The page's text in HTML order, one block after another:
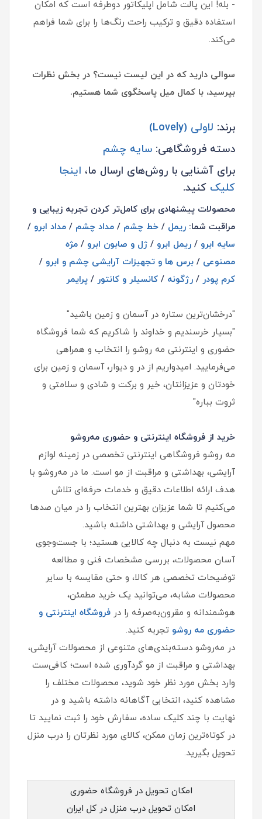
- بله! این پالت شامل اپلیکاتور دوطرفه است که امکان
استفاده دقیق و ترکیب راحت رنگ‌ها را برای شما فراهم
می‌کند.
سوالی دارید که در این لیست نیست؟ در بخش نظرات
بپرسید، با کمال میل پاسخگوی شما هستیم.
برند: لاولی (Lovely)
دسته فروشگاهی: سایه چشم
برای آشنایی با روش‌های ارسال ما، اینجا
کلیک کنید.
محصولات پیشنهادی برای کامل‌تر کردن تجربه زیبایی و
مراقبت شما: ریمل / خط چشم / مداد چشم / مداد ابرو /
سایه ابرو / ریمل ابرو / ژل و صابون ابرو / مژه
مصنوعی / برس ها و تجهیزات آرایشی چشم و ابرو /
کرم پودر / رژگونه / کانسیلر و کانتور / پرایمر
"درخشان‌ترین ستاره در آسمان و زمین باشید"
"بسیار خرسندیم و خداوند را شاکریم که شما فروشگاه
حضوری و اینترنتی مه روشو را انتخاب و همراهی
می‌فرمایید. امیدواریم از در و دیوار، آسمان و زمین برای
خودتان و عزیزانتان، خیر و برکت و شادی و سلامتی و
ثروت بباره"
خرید از فروشگاه اینترنتی و حضوری مه‌روشو
مه‌ روشو فروشگاهی اینترنتی تخصصی در زمینه لوازم
آرایشی، بهداشتی و مراقبت از مو است. ما در مه‌روشو با
هدف ارائه اطلاعات دقیق و خدمات حرفه‌ای تلاش
می‌کنیم تا شما عزیزان بهترین انتخاب را در میان صدها
محصول آرایشی و بهداشتی داشته باشید.
مهم نیست به دنبال چه کالایی هستید؛ با جست‌وجوی
آسان محصولات، بررسی مشخصات فنی و مطالعه
توضیحات تخصصی هر کالا، و حتی مقایسه با سایر
محصولات مشابه، می‌توانید یک خرید مطمئن،
هوشمندانه و مقرون‌به‌صرفه را در فروشگاه اینترنتی و
حضوری مه‌ روشو تجربه کنید.
در مه‌روشو دسته‌بندی‌های متنوعی از محصولات آرایشی،
بهداشتی و مراقبت از مو گردآوری شده است؛ کافی‌ست
وارد بخش مورد نظر خود شوید، محصولات مختلف را
مشاهده کنید، انتخابی آگاهانه داشته باشید و در
نهایت با چند کلیک ساده، سفارش خود را ثبت نمایید تا
در کوتاه‌ترین زمان ممکن، کالای مورد نظرتان را درب منزل
تحویل بگیرید.
امکان تحویل در فروشگاه حضوری
امکان تحویل درب منزل در کل ایران